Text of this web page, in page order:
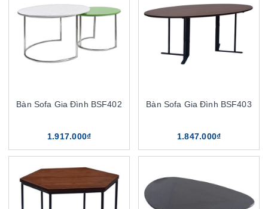
Bàn Sofa Gia Đình BSF402
1.917.000₫
Bàn Sofa Gia Đình BSF403
1.847.000₫